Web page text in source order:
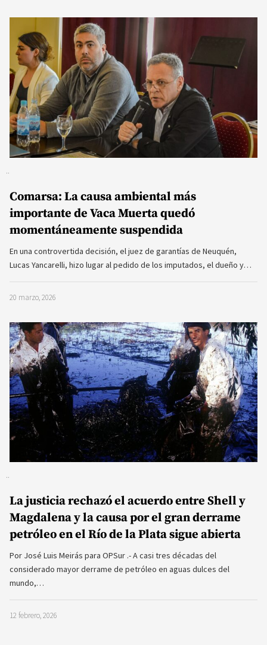
Comarsa: La causa ambiental más
importante de Vaca Muerta quedó
momentáneamente suspendida
En una controvertida decisión, el juez de garantías de Neuquén,
Lucas Yancarelli, hizo lugar al pedido de los imputados, el dueño y…
20 marzo, 2026
La justicia rechazó el acuerdo entre Shell y
Magdalena y la causa por el gran derrame
petróleo en el Río de la Plata sigue abierta
Por José Luis Meirás para OPSur .- A casi tres décadas del
considerado mayor derrame de petróleo en aguas dulces del
mundo,…
12 febrero, 2026